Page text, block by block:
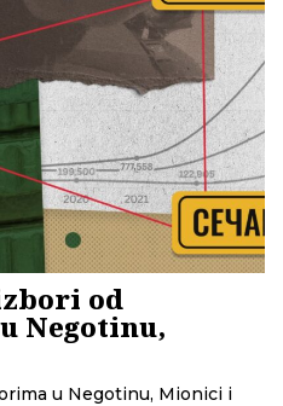
od
Negotinu,
u Negotinu, Mionici i